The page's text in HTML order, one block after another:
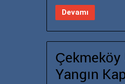
Devamı
Çekmeköy
Yangın